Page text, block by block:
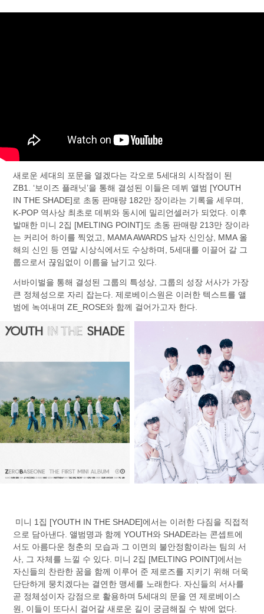
새로운 세대의 포문을 열겠다는 각오로 5세대의 시작점이 된
ZB1. ‘보이즈 플래닛’을 통해 결성된 이들은 데뷔 앨범 [YOUTH
IN THE SHADE]로 초동 판매량 182만 장이라는 기록을 세우며,
K-POP 역사상 최초로 데뷔와 동시에 밀리언셀러가 되었다. 이후
발매한 미니 2집 [MELTING POINT]도 초동 판매량 213만 장이라
는 커리어 하이를 찍었고, MAMA AWARDS 남자 신인상, MMA 올
해의 신인 등 연말 시상식에서도 수상하며, 5세대를 이끌어 갈 그
룹으로서 끊임없이 이름을 남기고 있다.
서바이벌을 통해 결성된 그룹의 특성상, 그룹의 성장 서사가 가장
큰 정체성으로 자리 잡는다. 제로베이스원은 이러한 텍스트를 앨
범에 녹여내며 ZE_ROSE와 함께 걸어가고자 한다.
미니 1집 [YOUTH IN THE SHADE]에서는 이러한 다짐을 직접적
으로 담아낸다. 앨범명과 함께 YOUTH와 SHADE라는 콘셉트에
서도 아름다운 청춘의 모습과 그 이면의 불안정함이라는 팀의 서
사, 그 자체를 느낄 수 있다. 미니 2집 [MELTING POINT]에서는
자신들의 찬란한 꿈을 함께 이루어 준 제로즈를 지키기 위해 더욱
단단하게 뭉치겠다는 결연한 맹세를 노래한다. 자신들의 서사를
곧 정체성이자 강점으로 활용하며 5세대의 문을 연 제로베이스
원, 이들이 또다시 걸어갈 새로운 길이 궁금해질 수 밖에 없다.